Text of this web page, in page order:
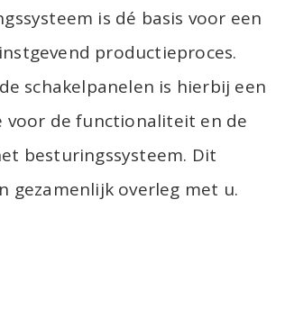
is dé basis voor een
productieproces.
schakelpanelen is hierbij een
voor de functionaliteit en de
besturingssysteem. Dit
gezamenlijk overleg met u.